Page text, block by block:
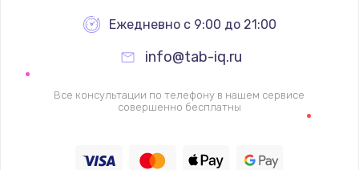
Заказать
Ремонт петель крышки
Заказать
Настройка Wi-Fi
Ежедневно с 9:00 до 21:00
info@tab-iq.ru
Все консультации по телефону в нашем сервисе
совершенно бесплатны